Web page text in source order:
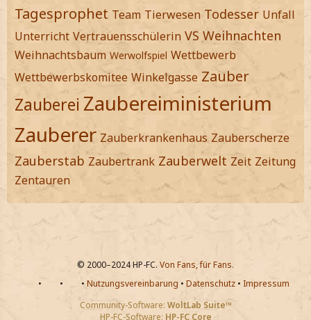
Tagesprophet Team Tierwesen Todesser Unfall
Unterricht Vertrauensschülerin VS Weihnachten
Weihnachtsbaum Werwolfspiel Wettbewerb
Wettbewerbskomitee Winkelgasse Zauber
Zauberei Zaubereiministerium
Zauberer Zauberkrankenhaus Zauberscherze
Zauberstab Zaubertrank Zauberwelt Zeit Zeitung
Zentauren
© 2000–2024 HP-FC. Von Fans, für Fans.
•
• • Nutzungsvereinbarung • Datenschutz• Impressum
Community-Software: WoltLab Suite™
HP-FC-Software: HP-FC Core